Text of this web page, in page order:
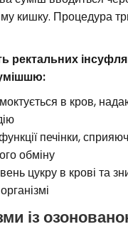
кишку. Процедура
ректальних
в кров,
печінки,
обміну
цукру в крові та
із